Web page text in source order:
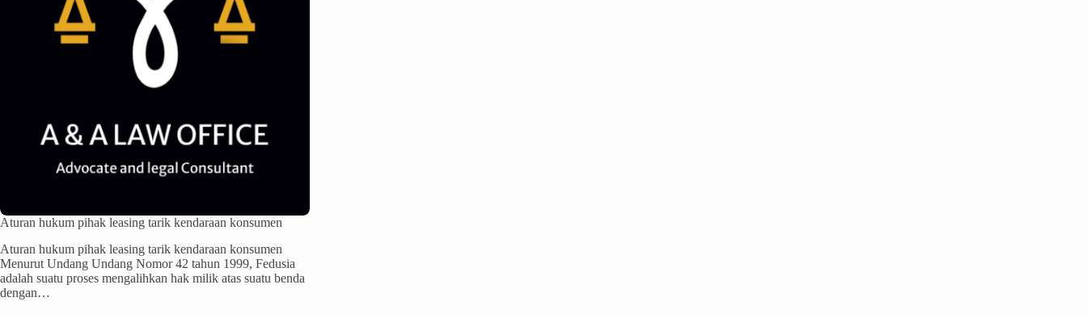
Aturan hukum pihak leasing tarik kendaraan konsumen
Aturan hukum pihak leasing tarik kendaraan konsumen
Menurut Undang Undang Nomor 42 tahun 1999, Fedusia
adalah suatu proses mengalihkan hak milik atas suatu benda
dengan…